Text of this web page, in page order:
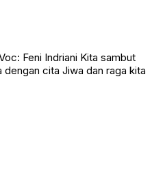
Feni Indriani Kita sambut
cita Jiwa dan raga kita